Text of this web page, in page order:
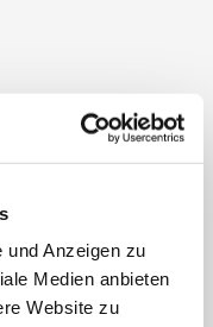
und Anzeigen zu
Medien anbieten
Website zu